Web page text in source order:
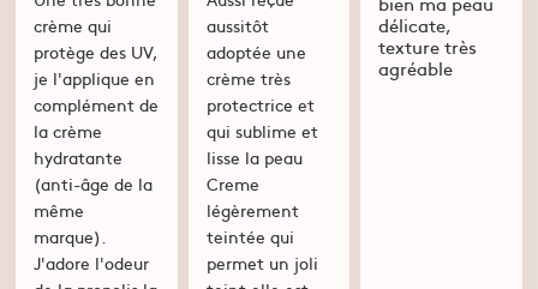
crème qui
protège des UV,
je l'applique en
complément de
la crème
hydratante
(anti-âge de la
même
marque).
J'adore l'odeur
aussitôt
adoptée une
crème très
protectrice et
qui sublime et
lisse la peau
Creme
légèrement
teintée qui
permet un joli
délicate,
texture très
agréable